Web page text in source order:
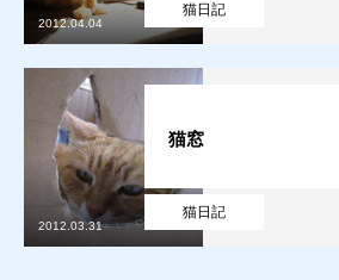
販売
お問合せ
猫日記
質預かり 買取り 販売
猫日記
2012.04.04
猫日記
猫窓
2012.03.31